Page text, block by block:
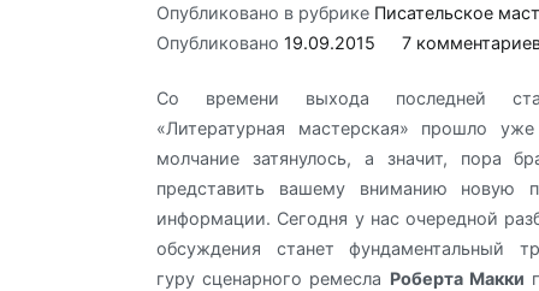
Опубликовано в рубрике Писательское
Опубликовано 19.09.2015 7
Со времени выхода последней
«Литературная мастерская» прошло
молчание затянулось, а значит, пора
представить вашему вниманию новую
информации. Сегодня у нас очередной
обсуждения станет фундаментальный
гуру сценарного ремесла Роберта Макки